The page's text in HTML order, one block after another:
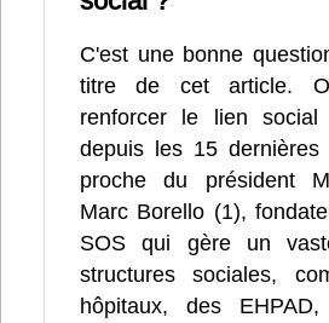
C'est une bonne
titre de cet article.
renforcer le lien social
depuis les 15
proche du président
Marc Borello (1),
SOS qui gère un
structures sociales,
hôpitaux, des